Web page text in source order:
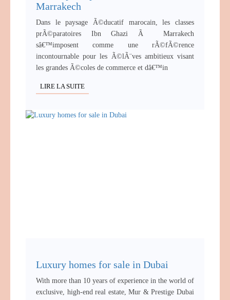
Marrakech
Dans le paysage Ã©ducatif marocain, les classes
prÃ©paratoires Ibn Ghazi Ã Marrakech
sâ€™imposent comme une rÃ©fÃ©rence
incontournable pour les Ã©lÃ¨ves ambitieux visant
les grandes Ã©coles de commerce et dâ€™in
LIRE LA SUITE
Luxury homes for sale in Dubai
With more than 10 years of experience in the world of
exclusive, high-end real estate, Mur & Prestige Dubai